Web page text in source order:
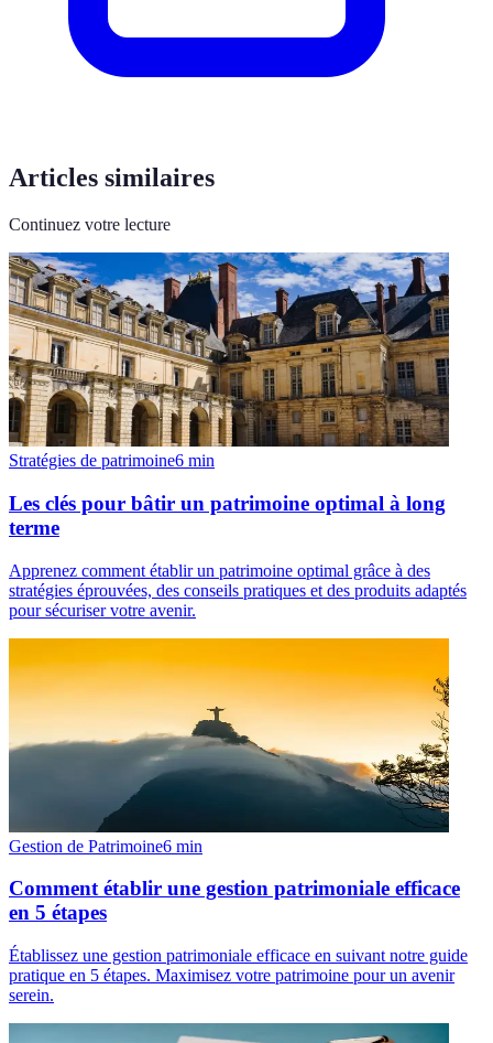
Articles similaires
Continuez votre lecture
Stratégies de patrimoine6 min
Les clés pour bâtir un patrimoine optimal à long
terme
Apprenez comment établir un patrimoine optimal grâce à des
stratégies éprouvées, des conseils pratiques et des produits adaptés
pour sécuriser votre avenir.
Gestion de Patrimoine6 min
Comment établir une gestion patrimoniale efficace
en 5 étapes
Établissez une gestion patrimoniale efficace en suivant notre guide
pratique en 5 étapes. Maximisez votre patrimoine pour un avenir
serein.